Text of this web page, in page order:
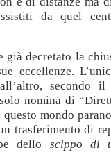
da quel
già decretato la
eccellenze.
secondo il
nomina di
mondo
trasferimento di
dello scippo di